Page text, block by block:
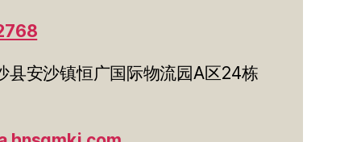
县安沙镇恒广国际物流园A区24栋